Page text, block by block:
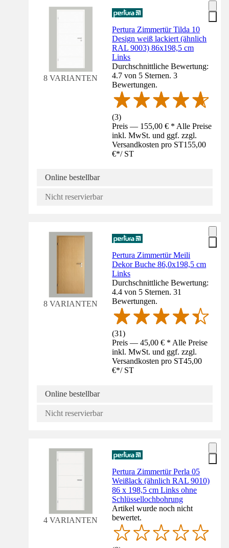
8 VARIANTEN
Pertura Zimmertür Tilda 10
Design weiß lackiert (ähnlich
RAL 9003) 86x198,5 cm
Links
Durchschnittliche Bewertung:
4.7 von 5 Sternen. 3
Bewertungen.
(3)
Preis — 155,00 € * Alle Preise
inkl. MwSt. und ggf. zzgl.
Versandkosten pro ST155,00
€*/ ST
Online bestellbar
Nicht reservierbar
8 VARIANTEN
Pertura Zimmertür Meili
Dekor Buche 86,0x198,5 cm
Links
Durchschnittliche Bewertung:
4.4 von 5 Sternen. 31
Bewertungen.
(31)
Preis — 45,00 € * Alle Preise
inkl. MwSt. und ggf. zzgl.
Versandkosten pro ST45,00
€*/ ST
Online bestellbar
Nicht reservierbar
4 VARIANTEN
Pertura Zimmertür Perla 05
Weißlack (ähnlich RAL 9010)
86 x 198,5 cm Links ohne
Schlüssellochbohrung
Artikel wurde noch nicht
bewertet.